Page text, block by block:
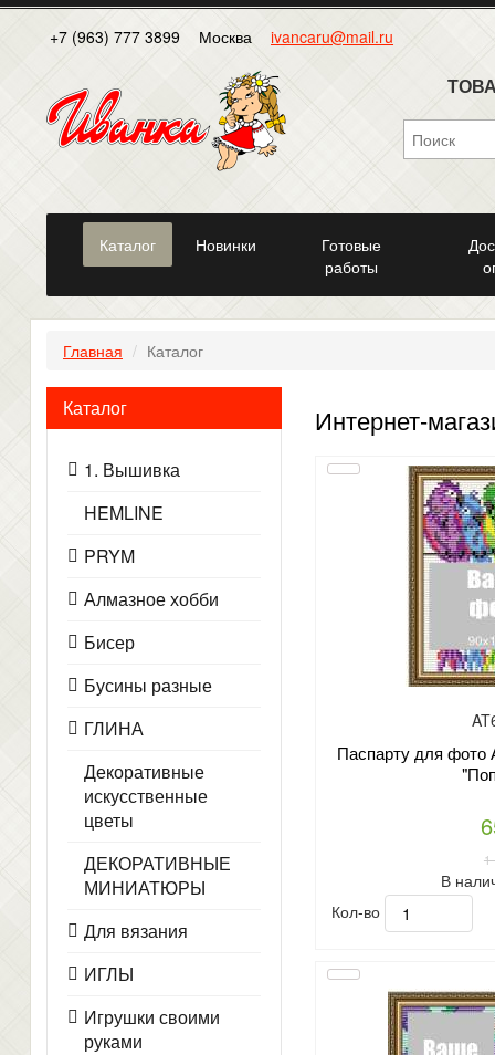
+7 (963) 777 3899 Москва ivancaru@mail.ru
Каталог Новинки
Готовые
работы
Главная Каталог
Каталог
1. Вышивка
HEMLINE
PRYM
Алмазное хобби
Бисер
Бусины разные
ГЛИНА
Декоративные
искусственные
цветы
ДЕКОРАТИВНЫЕ
МИНИАТЮРЫ
Для вязания
ИГЛЫ
Игрушки своими
руками
Интернет-
Паспарту для фото
1
В
Кол-во